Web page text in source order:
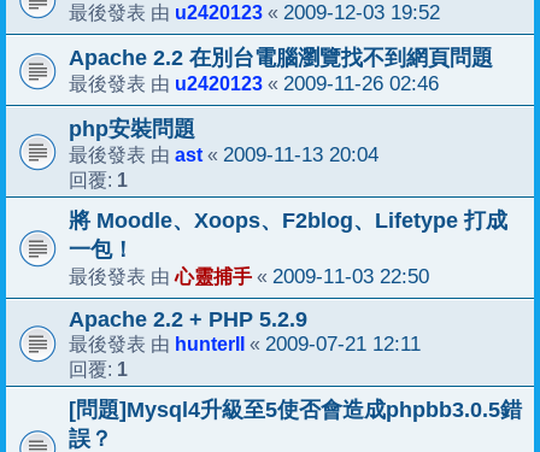
最後發表 由 u2420123 « 2009-12-03 19:52
Apache 2.2 在別台電腦瀏覽找不到網頁問題
最後發表 由 u2420123 « 2009-11-26 02:46
php安裝問題
最後發表 由 ast « 2009-11-13 20:04
回覆: 1
將 Moodle、Xoops、F2blog、Lifetype 打成
一包！
最後發表 由心靈捕手 « 2009-11-03 22:50
Apache 2.2 + PHP 5.2.9
最後發表 由 hunterII « 2009-07-21 12:11
回覆: 1
[問題]Mysql4升級至5使否會造成phpbb3.0.5錯
誤？